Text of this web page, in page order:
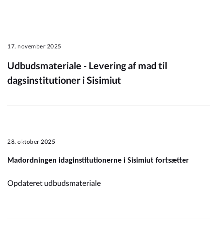
17. november 2025
Udbudsmateriale - Levering af mad til
dagsinstitutioner i Sisimiut
28. oktober 2025
Madordningen idaginstitutionerne i Sisimiut fortsætter
Opdateret udbudsmateriale